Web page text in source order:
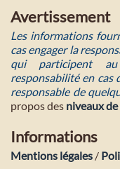
Avertissement
Les informations
cas engager la
qui participent
responsabilité en
responsable de
propos des niveaux
Informations
Mentions légales /